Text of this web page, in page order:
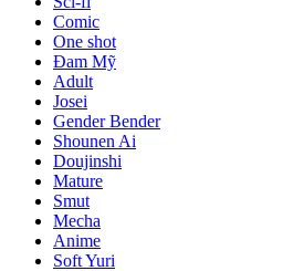
Comic
One shot
Đam Mỹ
Adult
Josei
Gender Bender
Shounen Ai
Doujinshi
Mature
Smut
Mecha
Anime
Soft Yuri